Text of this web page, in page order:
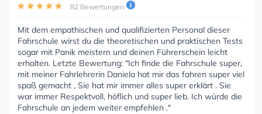
82 Bewertungen
Mit dem empathischen und qualifizierten Personal dieser
Fahrschule wirst du die theoretischen und praktischen Tests
sogar mit Panik meistern und deinen Führerschein leicht
erhalten. Letzte Bewertung: "Ich finde die Fahrschule super,
mit meiner Fahrlehrerin Daniela hat mir das fahren super viel
spaß gemacht , Sie hat mir immer alles super erklärt . Sie
war immer Respektvoll, höflich und super lieb. Ich würde die
Fahrschule an jedem weiter empfehlen ."